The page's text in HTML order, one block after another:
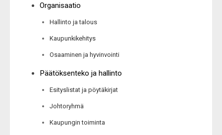
Organisaatio
Hallinto ja talous
Kaupunkikehitys
Osaaminen ja hyvinvointi
Päätöksenteko ja hallinto
Esityslistat ja pöytäkirjat
Johtoryhmä
Kaupungin toiminta